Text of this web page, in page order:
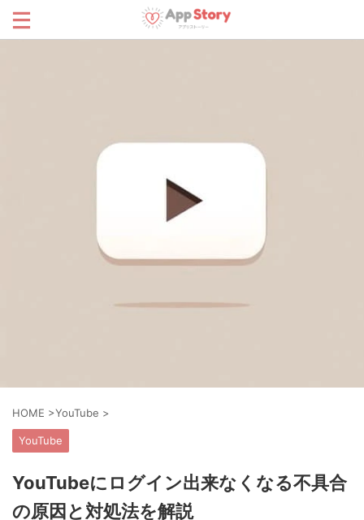
HOME >YouTube >
YouTube
YouTubeにログイン出来なくなる不具合
の原因と対処法を解説